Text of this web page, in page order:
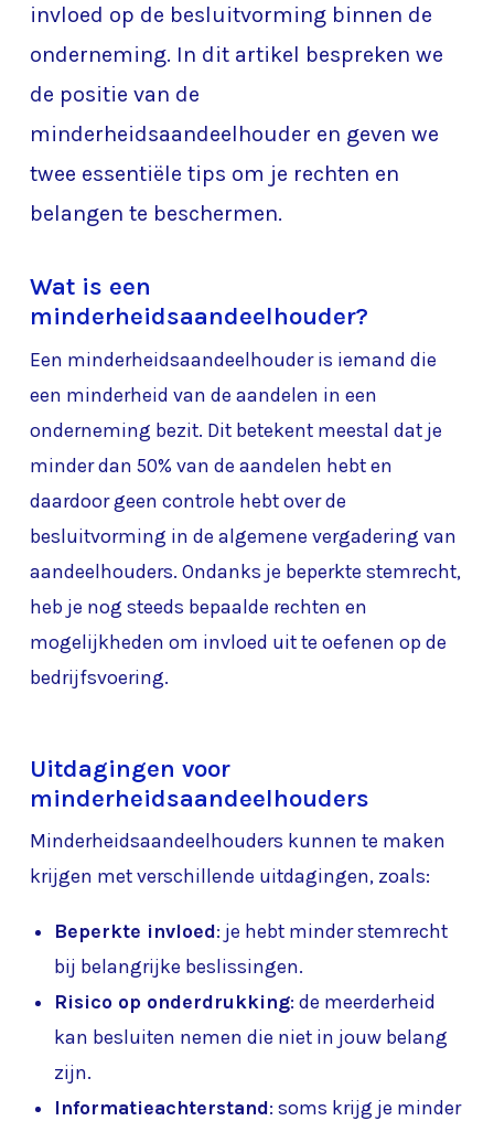
invloed op de besluitvorming binnen de
onderneming. In dit artikel bespreken we
de positie van de
minderheidsaandeelhouder en geven we
twee essentiële tips om je rechten en
belangen te beschermen.
Wat is een
minderheidsaandeelhouder?
Een minderheidsaandeelhouder is iemand die
een minderheid van de aandelen in een
onderneming bezit. Dit betekent meestal dat je
minder dan 50% van de aandelen hebt en
daardoor geen controle hebt over de
besluitvorming in de algemene vergadering van
aandeelhouders. Ondanks je beperkte stemrecht,
heb je nog steeds bepaalde rechten en
mogelijkheden om invloed uit te oefenen op de
bedrijfsvoering.
Uitdagingen voor
minderheidsaandeelhouders
Minderheidsaandeelhouders kunnen te maken
krijgen met verschillende uitdagingen, zoals:
Beperkte invloed: je hebt minder stemrecht
bij belangrijke beslissingen.
Risico op onderdrukking: de meerderheid
kan besluiten nemen die niet in jouw belang
zijn.
Informatieachterstand: soms krijg je minder